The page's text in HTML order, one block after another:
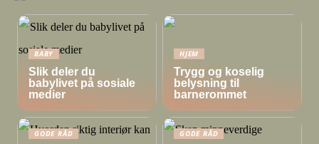
BABY
Slik deler du
babylivet på sosiale
medier
HJEM
Trygg og koselig
belysning til
barnerommet
GODE RÅD GODE RÅD